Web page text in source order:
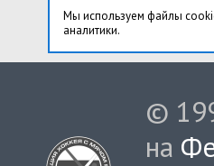
Мы используем файлы
аналитики.
©
на